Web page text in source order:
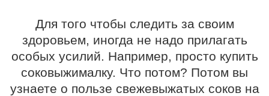
Для того чтобы следить за своим
здоровьем, иногда не надо прилагать
особых усилий. Например, просто купить
соковыжималку. Что потом? Потом вы
узнаете о пользе свежевыжатых соков на